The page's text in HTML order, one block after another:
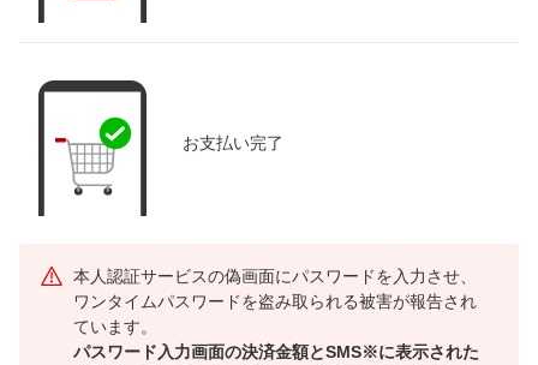
お支払い完了
本人認証サービスの偽画面にパスワードを入力させ、
ワンタイムパスワードを盗み取られる被害が報告され
ています。
パスワード入力画面の決済金額とSMS※に表示された